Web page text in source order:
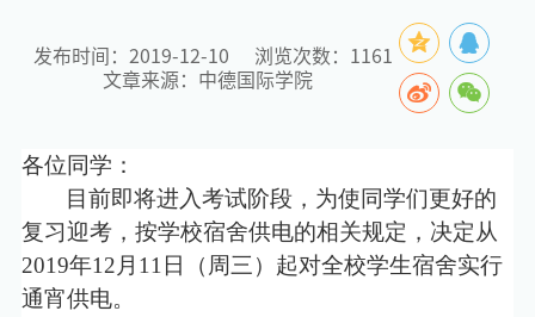
发布时间：2019-12-10 浏览次数：
1161
文章来源：中德国际学院
各位同学：
目前即将进入考试阶段，为使同学们更好的
复习迎考，按学校宿舍供电的相关规定，决定从
2019年12月 11 日（周三）起对全校学生宿舍实行
通宵供电。